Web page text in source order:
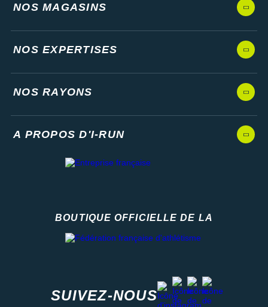
NOS MAGASINS
NOS EXPERTISES
NOS RAYONS
A PROPOS D'I-RUN
BOUTIQUE OFFICIELLE DE LA
SUIVEZ-NOUS
instagram
facebook
stravayoutube